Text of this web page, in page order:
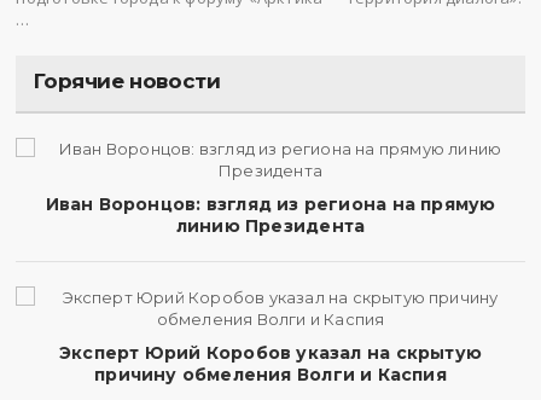
…
Горячие новости
Иван Воронцов: взгляд из региона на прямую
линию Президента
Эксперт Юрий Коробов указал на скрытую
причину обмеления Волги и Каспия